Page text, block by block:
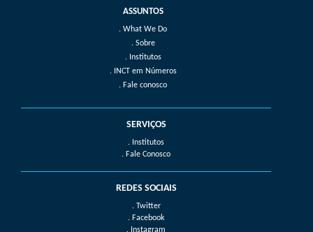
What We Do
Sobre
Institutos
INCT em Números
Fale conosco
SERVIÇOS
. Institutos
. Fale Conosco
REDES SOCIAIS
. Twitter
. Facebook
. Instagram